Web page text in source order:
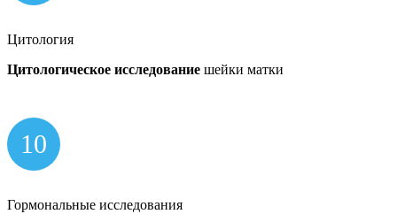
Цитология
Цитологическое исследование шейки матки
10
Гормональные исследования